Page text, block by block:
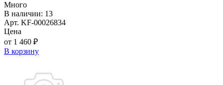
Много
В наличии: 13
Арт. KF-00026834
Цена
от 1 460 ₽
В корзину